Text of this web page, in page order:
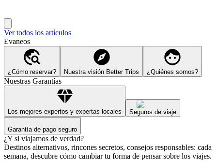
Ver todos los artículos
Evaneos
¿Cómo reservar? Nuestra visión Better Trips ¿Quiénes somos?
Nuestras Garantías
Los mejores expertos y expertas locales Seguros de viaje
Garantía de pago seguro
¿Y si viajamos de verdad?
Destinos alternativos, rincones secretos, consejos responsables: cada
semana, descubre cómo cambiar tu forma de pensar sobre los viajes.